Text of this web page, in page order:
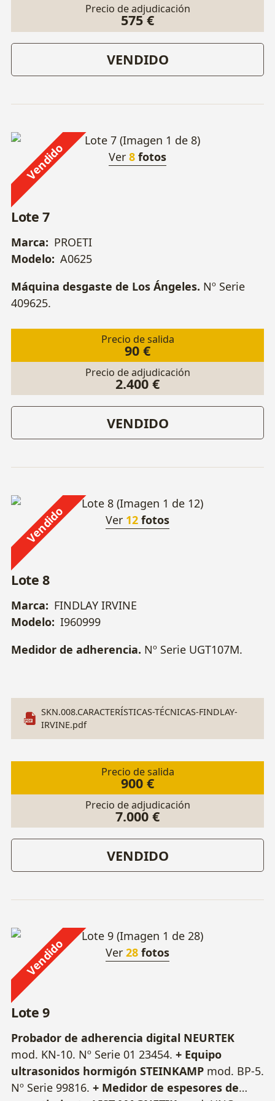
Precio de adjudicación
575 €
VENDIDO
Vendido Ver 8 fotos
Lote 7
Marca: PROETI
Modelo: A0625
Máquina desgaste de Los Ángeles. Nº Serie
409625.
Precio de salida
90 €
Precio de adjudicación
2.400 €
VENDIDO
Vendido Ver 12 fotos
Lote 8
Marca: FINDLAY IRVINE
Modelo: I960999
Medidor de adherencia. Nº Serie UGT107M.
SKN.008.CARACTERÍSTICAS-TÉCNICAS-FINDLAY-
IRVINE.pdf
Precio de salida
900 €
Precio de adjudicación
7.000 €
VENDIDO
Vendido Ver 28 fotos
Lote 9
Probador de adherencia digital NEURTEK
mod. KN-10. Nº Serie 01 23454. + Equipo
ultrasonidos hormigón STEINKAMP mod. BP-5.
Nº Serie 99816. + Medidor de espesores de